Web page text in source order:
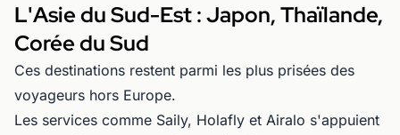
L'Asie du Sud-Est : Japon, Thaïlande,
Corée du Sud
Ces destinations restent parmi les plus prisées des
voyageurs hors Europe.
Les services comme Saily, Holafly et Airalo s'appuient